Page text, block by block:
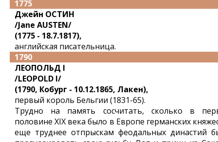
1775
Джейн ОСТИН
/Jane AUSTEN/
(1775 - 18.7.1817),
английская писательница.
1790
ЛЕОПОЛЬД I
/LEOPOLD I/
(1790, Кобург - 10.12.1865, Лакен),
первый король Бельгии (1831-65).
Трудно на память сосчитать, сколько в
половине XIX века было в Европе германских
еще труднее отпрыскам феодальных династий